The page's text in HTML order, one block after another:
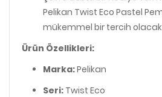
Pelikan Twist Eco Pastel
mükemmel bir tercih
Ürün Özellikleri:
Marka:Pelikan
Seri: Twist Eco